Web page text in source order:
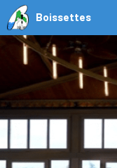
Boissettes